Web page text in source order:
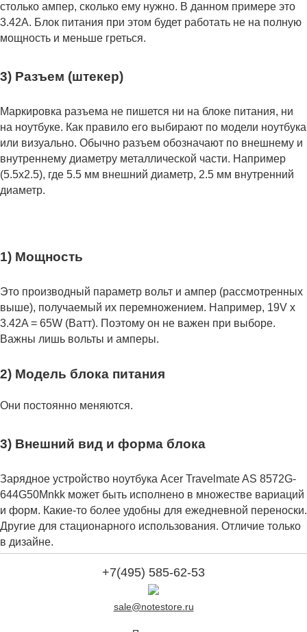
столько ампер, сколько ему нужно. В данном примере это
3.42А. Блок питания при этом будет работать не на полную
мощность и меньше греться.
3) Разъем (штекер)
Маркировка разъема не пишется ни на блоке питания, ни
на ноутбуке. Как правило его выбирают по модели ноутбука
или визуально. Обычно разъем обозначают по внешнему и
внутреннему диаметру металлической части. Например
(5.5x2.5), где 5.5 мм внешний диаметр, 2.5 мм внутренний
диаметр.
1) Мощность
Это производный параметр вольт и ампер (рассмотренных
выше), получаемый их перемножением. Например, 19V x
3.42A = 65W (Ватт). Поэтому он не важен при выборе.
Важны лишь вольты и амперы.
2) Модель блока питания
Они постоянно меняются.
3) Внешний вид и форма блока
Зарядное устройство ноутбука Acer Travelmate AS 8572G-
644G50Mnkk может быть исполнено в множестве вариаций
и форм. Какие-то более удобны для ежедневной переноски.
Другие для стационарного использования. Отличие только
в дизайне.
+7(495) 585-62-53
sale@notestore.ru